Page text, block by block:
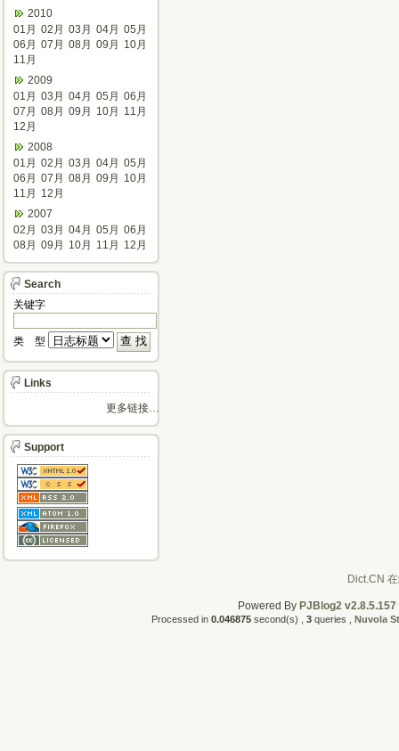
2010
01月 02月 03月 04月 05月
06月 07月 08月 09月
10月
11月
2009
01月 03月 04月 05月 06月
07月 08月 09月 10月
11月
12月
2008
01月 02月 03月 04月 05月
06月 07月 08月 09月
10月
11月
12月
2007
02月 03月 04月 05月 06月
08月 09月 10月 11月 12月
Search
关键字
类 型
Links
更多链接…
Support
Powered By PJBlog2 v2.8.5.157
Processed in 0.046875 second(s) , 3 queries , Nuvola